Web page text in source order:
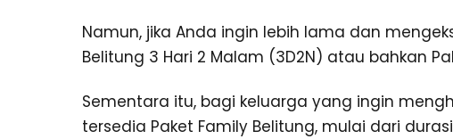
Namun, jika Anda ingin lebih lama dan
Belitung 3 Hari 2 Malam (3D2N) atau bahkan
Sementara itu, bagi keluarga yang ingin
tersedia Paket Family Belitung, mulai dari